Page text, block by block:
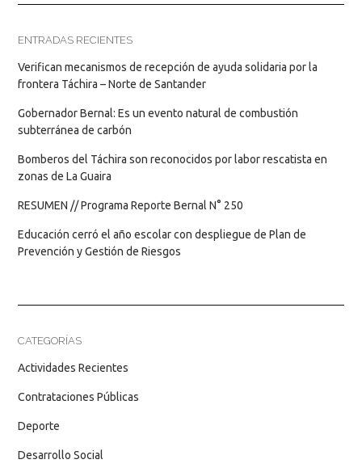
ENTRADAS RECIENTES
Verifican mecanismos de recepción de ayuda solidaria por la
frontera Táchira – Norte de Santander
Gobernador Bernal: Es un evento natural de combustión
subterránea de carbón
Bomberos del Táchira son reconocidos por labor rescatista en
zonas de La Guaira
RESUMEN // Programa Reporte Bernal N° 250
Educación cerró el año escolar con despliegue de Plan de
Prevención y Gestión de Riesgos
CATEGORÍAS
Actividades Recientes
Contrataciones Públicas
Deporte
Desarrollo Social